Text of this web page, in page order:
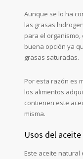
Aunque se lo ha
las grasas
para el organismo,
buena opción ya
grasas saturadas.
Por esta razón es
los alimentos
contienen este
misma.
Usos del
Este aceite